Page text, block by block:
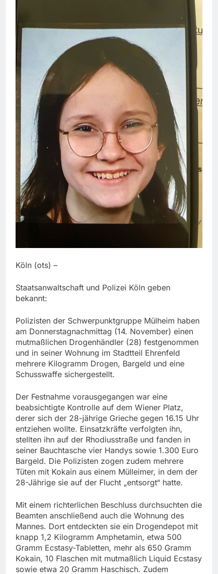
Köln (ots) –
Staatsanwaltschaft und Polizei Köln geben
bekannt:
Polizisten der Schwerpunktgruppe Mülheim haben
am Donnerstagnachmittag (14. November) einen
mutmaßlichen Drogenhändler (28) festgenommen
und in seiner Wohnung im Stadtteil Ehrenfeld
mehrere Kilogramm Drogen, Bargeld und eine
Schusswaffe sichergestellt.
Der Festnahme vorausgegangen war eine
beabsichtigte Kontrolle auf dem Wiener Platz,
derer sich der 28-jährige Grieche gegen 16.15 Uhr
entziehen wollte. Einsatzkräfte verfolgten ihn,
stellten ihn auf der Rhodiusstraße und fanden in
seiner Bauchtasche vier Handys sowie 1.300 Euro
Bargeld. Die Polizisten zogen zudem mehrere
Tüten mit Kokain aus einem Mülleimer, in dem der
28-Jährige sie auf der Flucht „entsorgt“ hatte.
Mit einem richterlichen Beschluss durchsuchten die
Beamten anschließend auch die Wohnung des
Mannes. Dort entdeckten sie ein Drogendepot mit
knapp 1,2 Kilogramm Amphetamin, etwa 500
Gramm Ecstasy-Tabletten, mehr als 650 Gramm
Kokain, 10 Flaschen mit mutmaßlich Liquid Ecstasy
sowie etwa 20 Gramm Haschisch. Zudem